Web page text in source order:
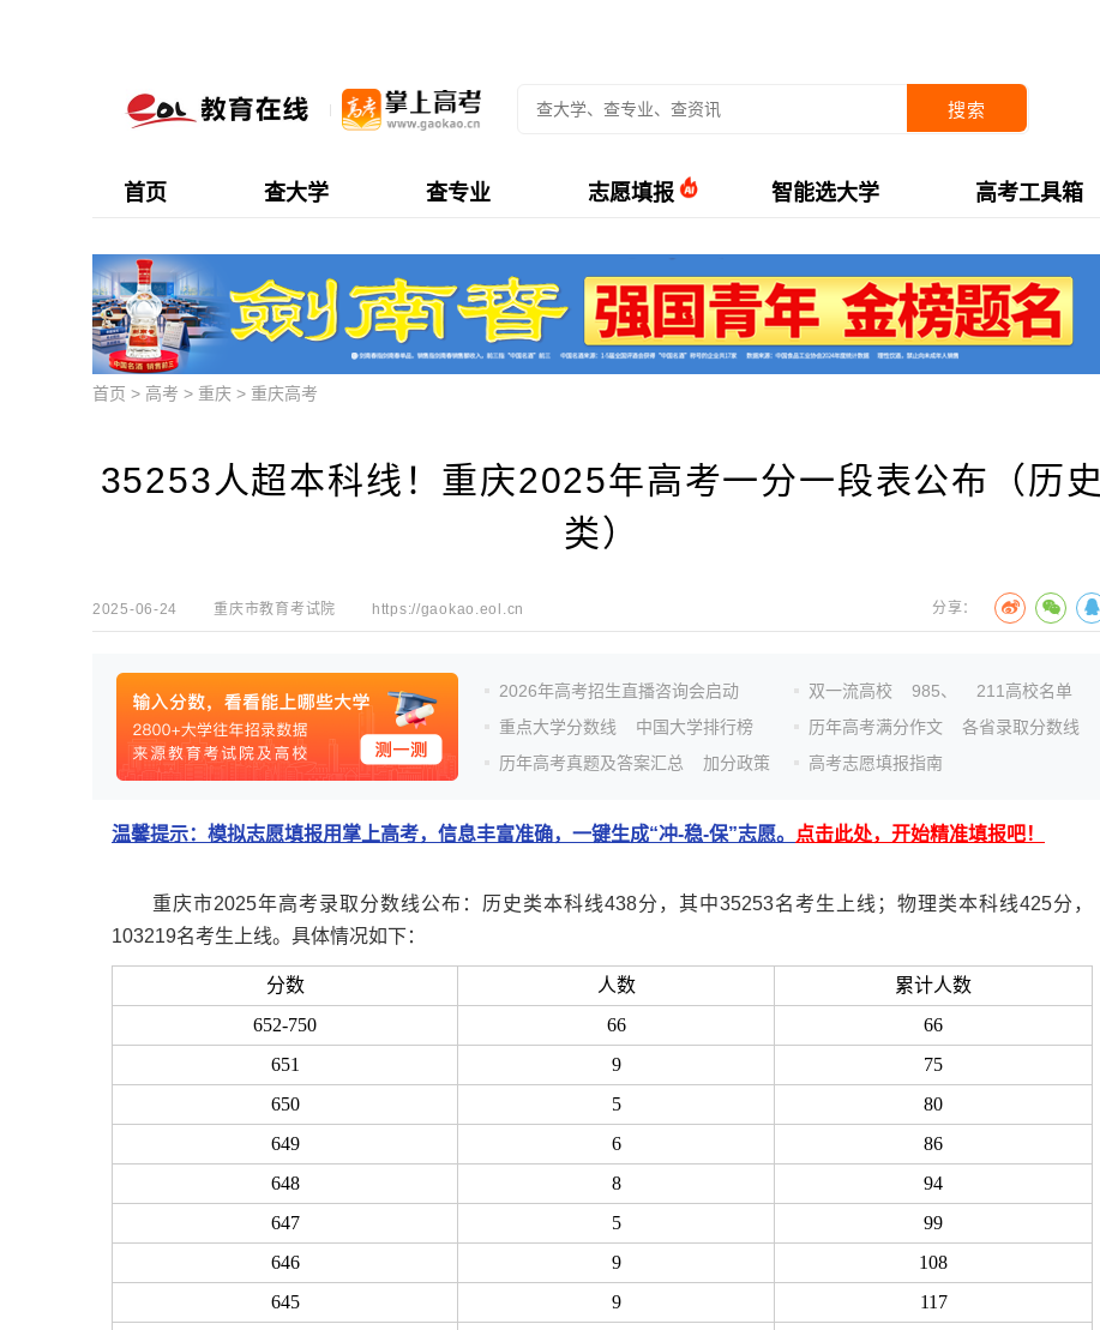
搜索
首页 查大学 查专业 志愿填报 智能选大学 高考工具箱
首页 > 高考 > 重庆 > 重庆高考
35253人超本科线！重庆2025年高考一分一段表公布（历史
类）
2025-06-24 重庆市教育考试院 https://gaokao.eol.cn 分享：
2026年高考招生直播咨询会启动
重点大学分数线
中国大学排行榜
历年高考真题及答案汇总
加分政策
双一流高校 985、
211高校名单
历年高考满分作文
各省录取分数线
高考志愿填报指南
温馨提示：模拟志愿填报用掌上高考，信息丰富准确，一键生成“冲-稳-保”志愿。 点击此处，开始精准填报吧！
重庆市2025年高考录取分数线公布：历史类本科线438分，其中35253名考生上线；物理类本科线425分，
103219名考生上线。具体情况如下：
分数 人数
累计人数
652-750
66
66
651
9
75
650
5
80
649
6
86
648
8
94
647
5
99
646
9
108
645
9
117